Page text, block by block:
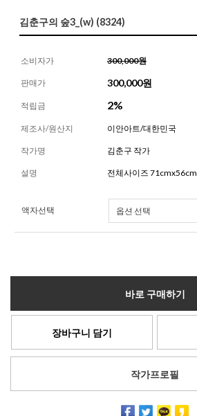
김춘구의 숲3_(w) (8324)
소비자가 300,000원
판매가 300,000원
적립금 2%
제조사/원산지 이안아트/대한민국
작가명 김춘구 작가
설명 전체사이즈 71cmx56cm
액자선택
바로 구매하기
장바구니 담기
작가프로필